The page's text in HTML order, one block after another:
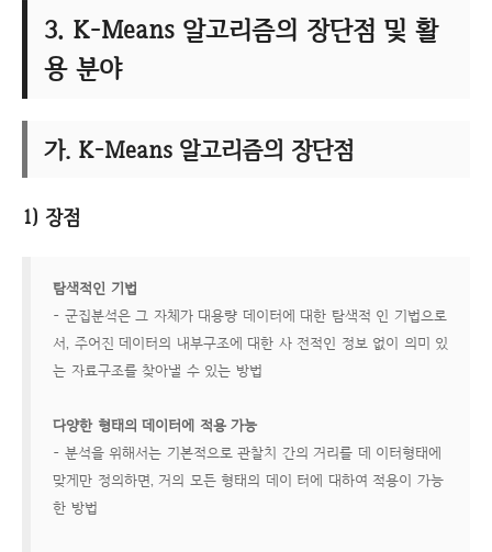
3. K-Means 알고리즘의 장단점 및 활
용 분야
가. K-Means 알고리즘의 장단점
1) 장점
탐색적인 기법
- 군집분석은 그 자체가 대용량 데이터에 대한 탐색적 인 기법으로
서, 주어진 데이터의 내부구조에 대한 사 전적인 정보 없이 의미 있
는 자료구조를 찾아낼 수 있는 방법
다양한 형태의 데이터에 적용 가능
- 분석을 위해서는 기본적으로 관찰치 간의 거리를 데 이터형태에
맞게만 정의하면, 거의 모든 형태의 데이 터에 대하여 적용이 가능
한 방법